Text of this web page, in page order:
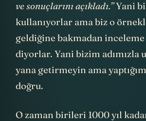
ve sonuçlarını açıkladı.”Yani
kullanıyorlar ama biz o
geldiğine bakmadan inceleme
diyorlar. Yani bizim adımızla
yana getirmeyin ama
doğru.
O zaman birileri 1000 yıl